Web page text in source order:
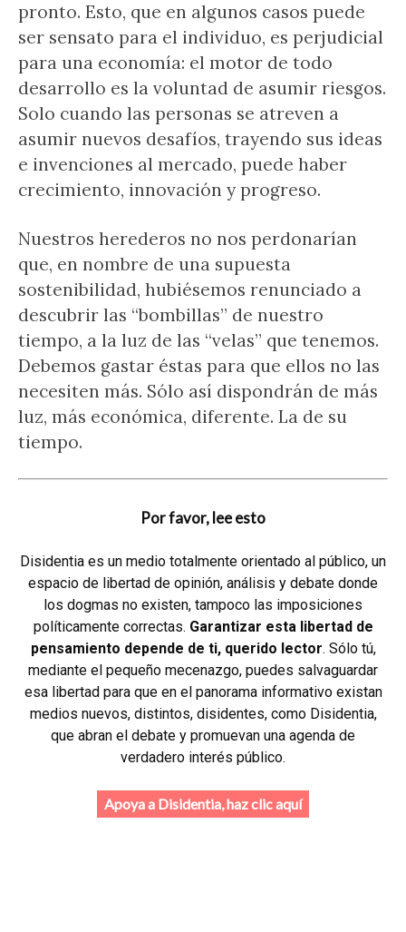
pronto. Esto, que en algunos casos puede
ser sensato para el individuo, es perjudicial
para una economía: el motor de todo
desarrollo es la voluntad de asumir riesgos.
Solo cuando las personas se atreven a
asumir nuevos desafíos, trayendo sus ideas
e invenciones al mercado, puede haber
crecimiento, innovación y progreso.
Nuestros herederos no nos perdonarían
que, en nombre de una supuesta
sostenibilidad, hubiésemos renunciado a
descubrir las “bombillas” de nuestro
tiempo, a la luz de las “velas” que tenemos.
Debemos gastar éstas para que ellos no las
necesiten más. Sólo así dispondrán de más
luz, más económica, diferente. La de su
tiempo.
Por favor, lee esto
Disidentia es un medio totalmente orientado al público, un
espacio de libertad de opinión, análisis y debate donde
los dogmas no existen, tampoco las imposiciones
políticamente correctas. Garantizar esta libertad de
pensamiento depende de ti, querido lector. Sólo tú,
mediante el pequeño mecenazgo, puedes salvaguardar
esa libertad para que en el panorama informativo existan
medios nuevos, distintos, disidentes, como Disidentia,
que abran el debate y promuevan una agenda de
verdadero interés público.
Apoya a Disidentia, haz clic aquí